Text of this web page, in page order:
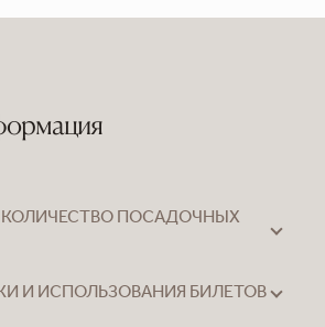
ПОСАДОЧНЫХ
И ИСПОЛЬЗОВАНИЯ БИЛЕТОВ